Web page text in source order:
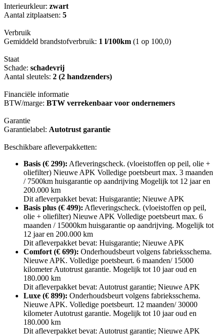
Interieurkleur: zwart
Aantal zitplaatsen: 5
Verbruik
Gemiddeld brandstofverbruik: 1 l/100km (1 op 100,0)
Staat
Schade: schadevrij
Aantal sleutels: 2 (2 handzenders)
Financiële informatie
BTW/marge: BTW verrekenbaar voor ondernemers
Garantie
Garantielabel: Autotrust garantie
Beschikbare afleverpakketten:
Basis (€ 299): Afleveringscheck. (vloeistoffen op peil, olie +
oliefilter) Nieuwe APK Volledige poetsbeurt max. 3 maanden
/ 7500km huisgarantie op aandrijving Mogelijk tot 12 jaar en
200.000 km
Dit afleverpakket bevat: Huisgarantie; Nieuwe APK
Basis plus (€ 499): Afleveringscheck. (vloeistoffen op peil,
olie + oliefilter) Nieuwe APK Volledige poetsbeurt max. 6
maanden / 15000km huisgarantie op aandrijving. Mogelijk tot
12 jaar en 200.000 km
Dit afleverpakket bevat: Huisgarantie; Nieuwe APK
Comfort (€ 699): Onderhoudsbeurt volgens fabrieksschema.
Nieuwe APK. Volledige poetsbeurt. 6 maanden/ 15000
kilometer Autotrust garantie. Mogelijk tot 10 jaar oud en
180.000 km
Dit afleverpakket bevat: Autotrust garantie; Nieuwe APK
Luxe (€ 899): Onderhoudsbeurt volgens fabrieksschema.
Nieuwe APK. Volledige poetsbeurt. 12 maanden/ 30000
kilometer Autotrust garantie. Mogelijk tot 10 jaar oud en
180.000 km
Dit afleverpakket bevat: Autotrust garantie; Nieuwe APK